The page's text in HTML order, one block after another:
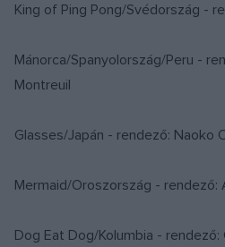
King of Ping Pong/Svédország -
Mánorca/Spanyolország/Peru -
Montreuil
Glasses/Japán - rendező: Naoko
Mermaid/Oroszország - rendező:
Dog Eat Dog/Kolumbia - rendező: